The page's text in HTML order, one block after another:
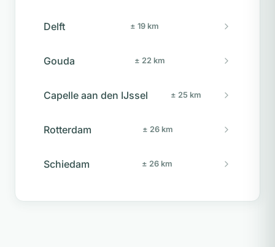
Delft ± 19 km
Gouda ± 22 km
Capelle aan den IJssel ± 25 km
Rotterdam ± 26 km
Schiedam ± 26 km